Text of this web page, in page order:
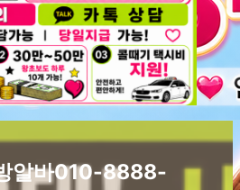
알바010-8888-